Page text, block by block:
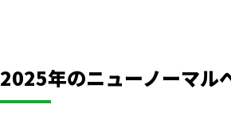
2025年のニューノーマル